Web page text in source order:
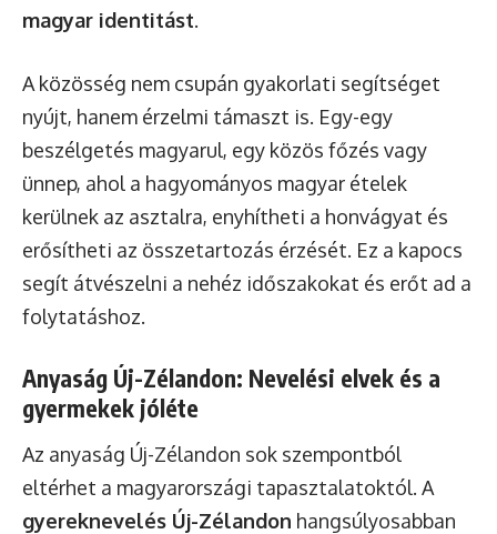
magyar identitást.
A közösség nem csupán gyakorlati segítséget
nyújt, hanem érzelmi támaszt is. Egy-egy
beszélgetés magyarul, egy közös főzés vagy
ünnep, ahol a hagyományos magyar ételek
kerülnek az asztalra, enyhítheti a honvágyat és
erősítheti az összetartozás érzését. Ez a kapocs
segít átvészelni a nehéz időszakokat és erőt ad a
folytatáshoz.
Anyaság Új-Zélandon: Nevelési elvek és a
gyermekek jóléte
Az anyaság Új-Zélandon sok szempontból
eltérhet a magyarországi tapasztalatoktól. A
gyereknevelés Új-Zélandon hangsúlyosabban